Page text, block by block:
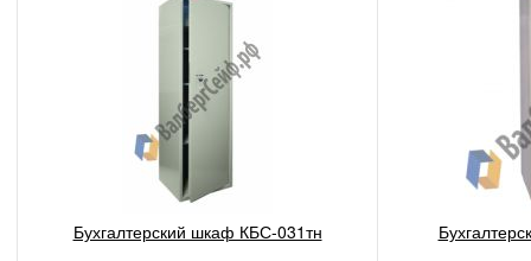
Бухгалтерский шкаф КБС-031тн